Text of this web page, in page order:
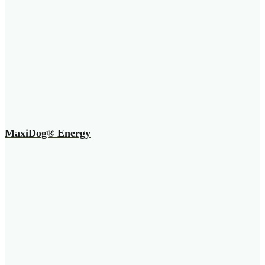
MaxiDog® Energy